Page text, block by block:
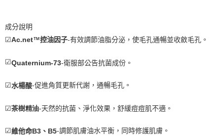
成分說明
☑Ac.net™控油因子-有效調節油脂分泌，使毛孔通暢並收斂毛孔。
☑Quaternium-73-衛服部公告抗菌成份。
☑水楊酸-促進角質更新代謝，通暢毛孔。
☑茶樹精油-天然的抗菌、淨化效果，舒緩痘痘肌不適。
☑維他命B3、B5-調節肌膚油水平衡，同時修護肌膚。